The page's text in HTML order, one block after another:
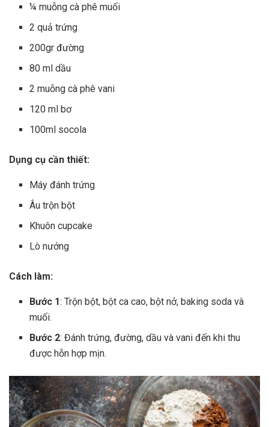
¼ muỗng cà phê muối
2 quả trứng
200gr đường
80 ml dầu
2 muỗng cà phê vani
120 ml bơ
100ml socola
Dụng cụ cần thiết:
Máy đánh trứng
Âu trộn bột
Khuôn cupcake
Lò nướng
Cách làm:
Bước 1: Trộn bột, bột ca cao, bột nở, baking soda và
muối.
Bước 2: Đánh trứng, đường, dầu và vani đến khi thu
được hỗn hợp mịn.